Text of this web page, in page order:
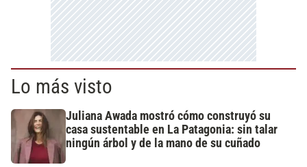
Lo más visto
Juliana Awada mostró cómo construyó su
casa sustentable en La Patagonia: sin talar
ningún árbol y de la mano de su cuñado